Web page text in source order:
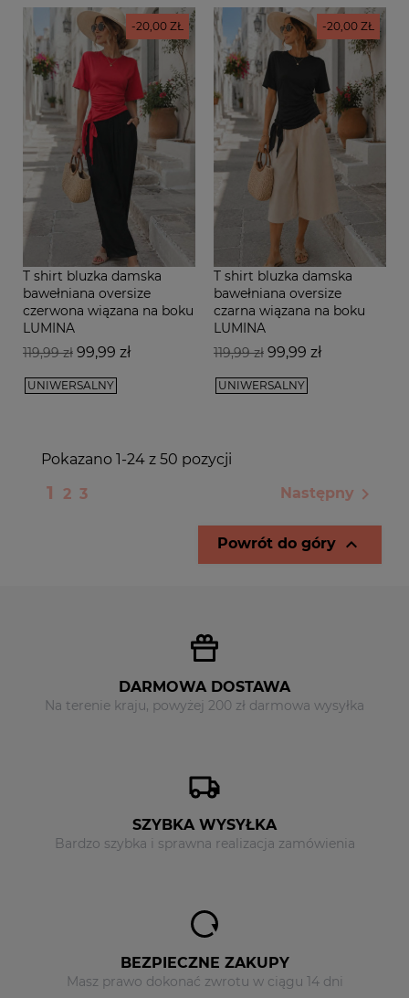
T shirt bluzka damska
bawełniana oversize
czerwona wiązana na boku
LUMINA
Cena
119,99 zł Cena
99,99 zł
-20,00 ZŁ
UNIWERSALNY
T shirt bluzka damska
bawełniana oversize
czarna wiązana na boku
LUMINA
Cena
119,99 zł Cena
99,99 zł
-20,00 ZŁ
UNIWERSALNY
Pokazano 1-24 z 50 pozycji
1 2 3 Następny 
Powrót do góry 
DARMOWA DOSTAWA
Na terenie kraju, powyżej 200 zł darmowa wysyłka
SZYBKA WYSYŁKA
Bardzo szybka i sprawna realizacja zamówienia
BEZPIECZNE ZAKUPY
Masz prawo dokonać zwrotu w ciągu 14 dni